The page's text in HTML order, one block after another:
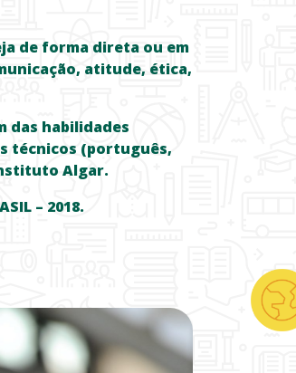
de forma direta ou em
atitude, ética,
das habilidades
técnicos (português,
Algar.
– 2018.